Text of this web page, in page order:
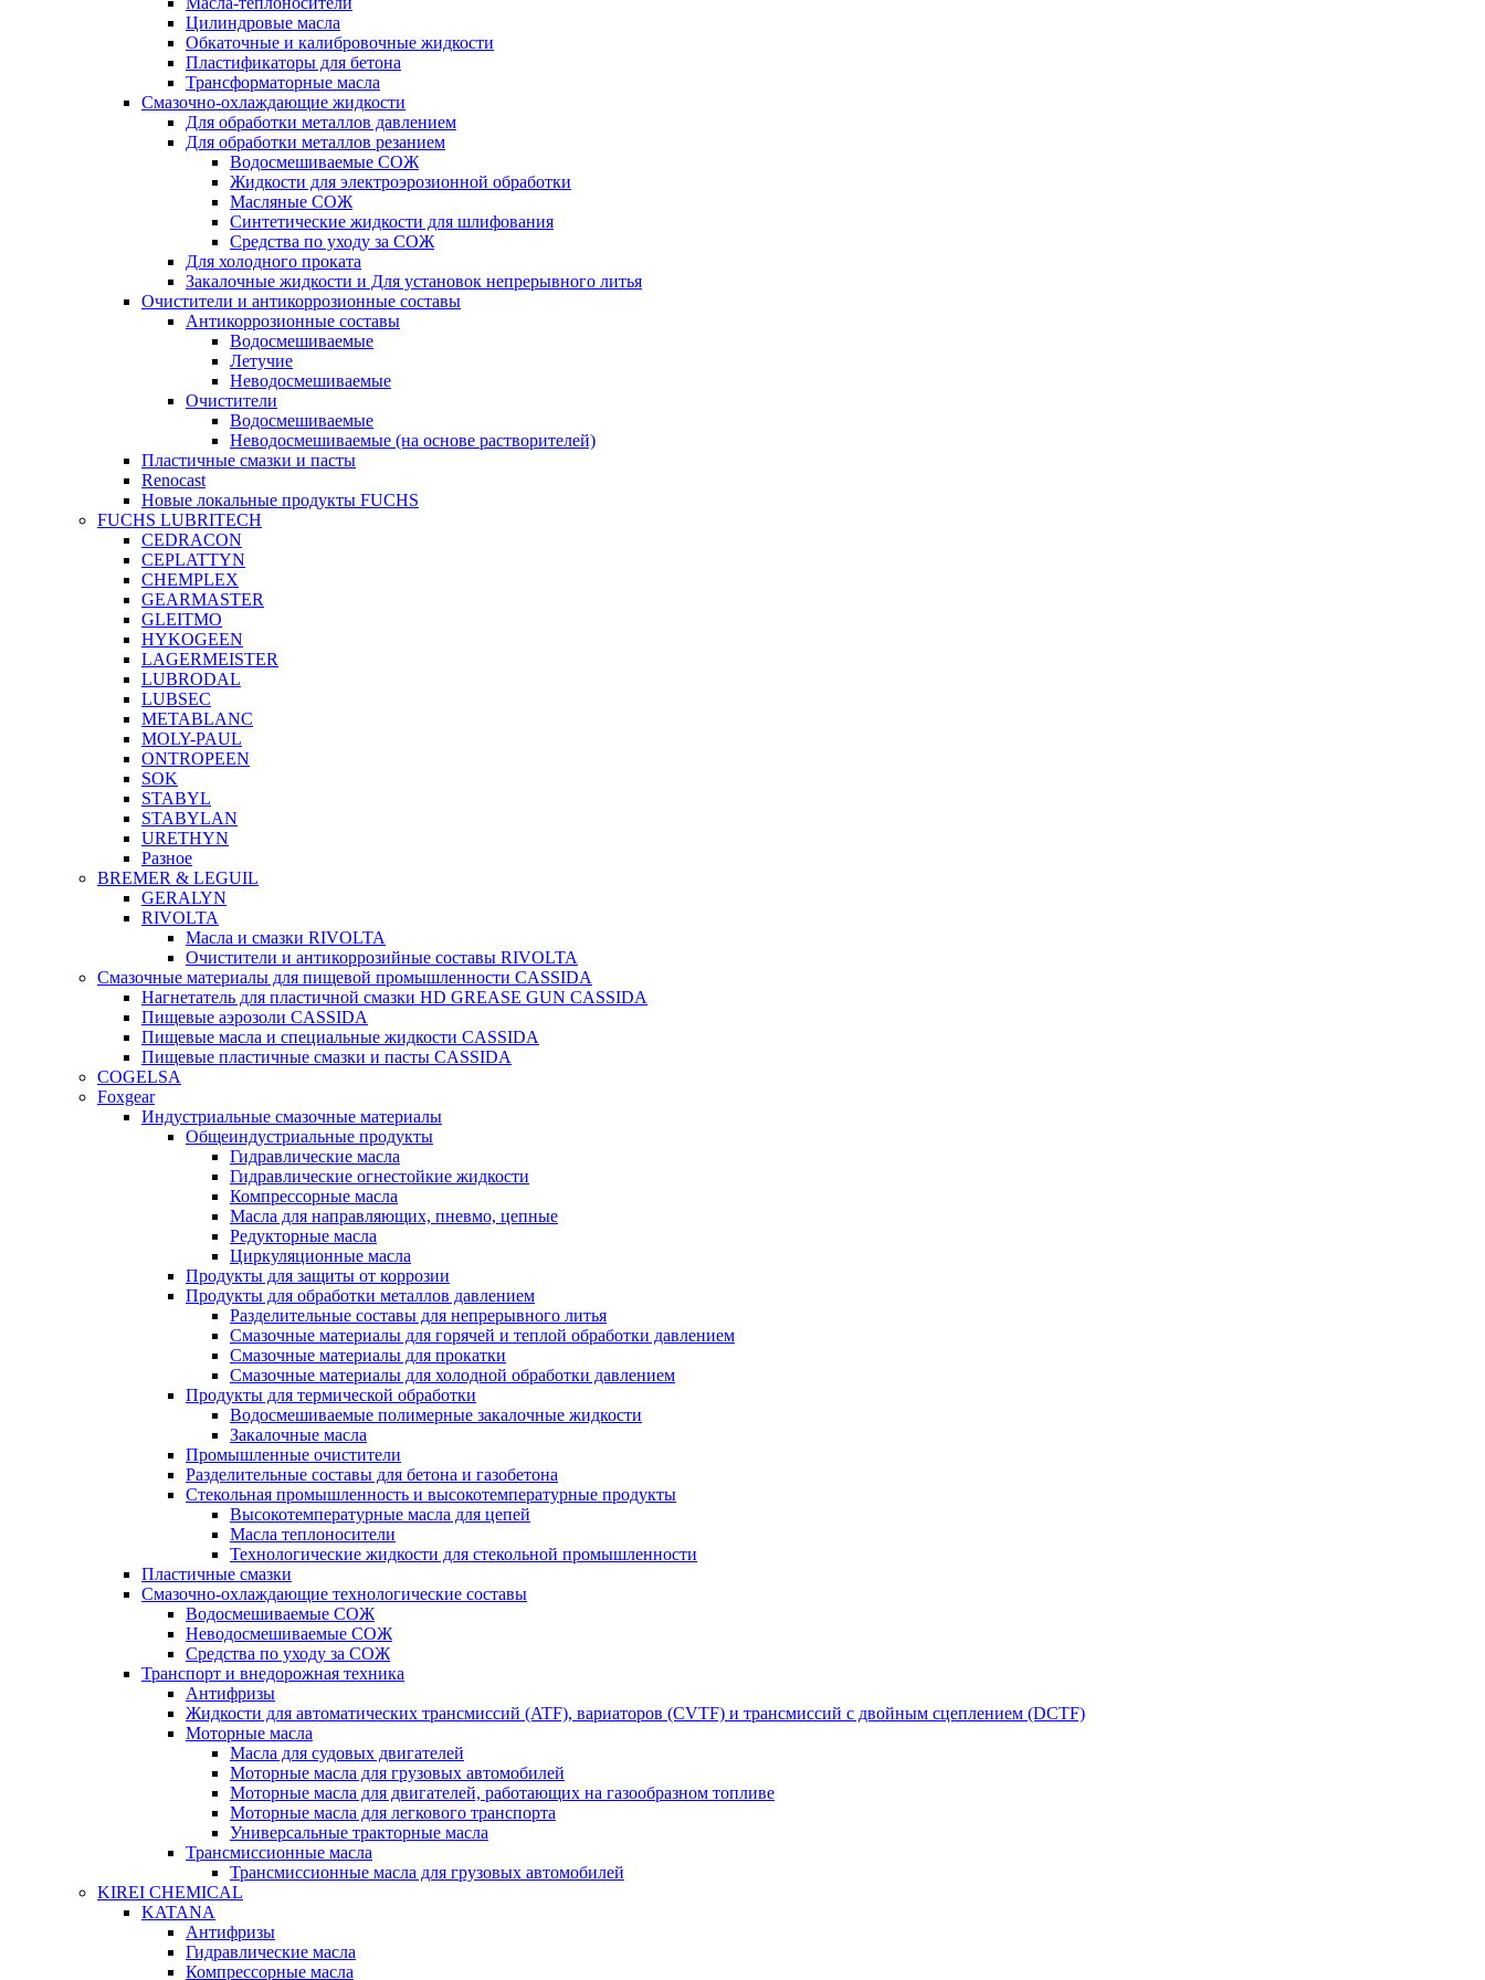
Цилиндровые масла
Обкаточные и калибровочные жидкости
Пластификаторы для бетона
Трансформаторные масла
Смазочно-охлаждающие жидкости
Для обработки металлов давлением
Для обработки металлов резанием
Водосмешиваемые СОЖ
Жидкости для электроэрозионной обработки
Масляные СОЖ
Синтетические жидкости для шлифования
Средства по уходу за СОЖ
Для холодного проката
Закалочные жидкости и Для установок непрерывного литья
Очистители и антикоррозионные составы
Антикоррозионные составы
Водосмешиваемые
Летучие
Неводосмешиваемые
Очистители
Водосмешиваемые
Неводосмешиваемые (на основе растворителей)
Пластичные смазки и пасты
Renocast
Новые локальные продукты FUCHS
FUCHS LUBRITECH
CEDRACON
CEPLATTYN
CHEMPLEX
GEARMASTER
GLEITMO
HYKOGEEN
LAGERMEISTER
LUBRODAL
LUBSEC
METABLANC
MOLY-PAUL
ONTROPEEN
SOK
STABYL
STABYLAN
URETHYN
Разное
BREMER & LEGUIL
GERALYN
RIVOLTA
Масла и смазки RIVOLTA
Очистители и антикоррозийные составы RIVOLTA
Смазочные материалы для пищевой промышленности CASSIDA
Нагнетатель для пластичной смазки HD GREASE GUN CASSIDA
Пищевые аэрозоли CASSIDA
Пищевые масла и специальные жидкости CASSIDA
Пищевые пластичные смазки и пасты CASSIDA
COGELSA
Foxgear
Индустриальные смазочные материалы
Общеиндустриальные продукты
Гидравлические масла
Гидравлические огнестойкие жидкости
Компрессорные масла
Масла для направляющих, пневмо, цепные
Редукторные масла
Циркуляционные масла
Продукты для защиты от коррозии
Продукты для обработки металлов давлением
Разделительные составы для непрерывного литья
Смазочные материалы для горячей и теплой обработки давлением
Смазочные материалы для прокатки
Смазочные материалы для холодной обработки давлением
Продукты для термической обработки
Водосмешиваемые полимерные закалочные жидкости
Закалочные масла
Промышленные очистители
Разделительные составы для бетона и газобетона
Стекольная промышленность и высокотемпературные продукты
Высокотемпературные масла для цепей
Масла теплоносители
Технологические жидкости для стекольной промышленности
Пластичные смазки
Смазочно-охлаждающие технологические составы
Водосмешиваемые СОЖ
Неводосмешиваемые СОЖ
Средства по уходу за СОЖ
Транспорт и внедорожная техника
Антифризы
Жидкости для автоматических трансмиссий (ATF), вариаторов (CVTF) и трансмиссий с двойным сцеплением (DCTF)
Моторные масла
Масла для судовых двигателей
Моторные масла для грузовых автомобилей
Моторные масла для двигателей, работающих на газообразном топливе
Моторные масла для легкового транспорта
Универсальные тракторные масла
Трансмиссионные масла
Трансмиссионные масла для грузовых автомобилей
KIREI CHEMICAL
KATANA
Антифризы
Гидравлические масла
Компрессорные масла